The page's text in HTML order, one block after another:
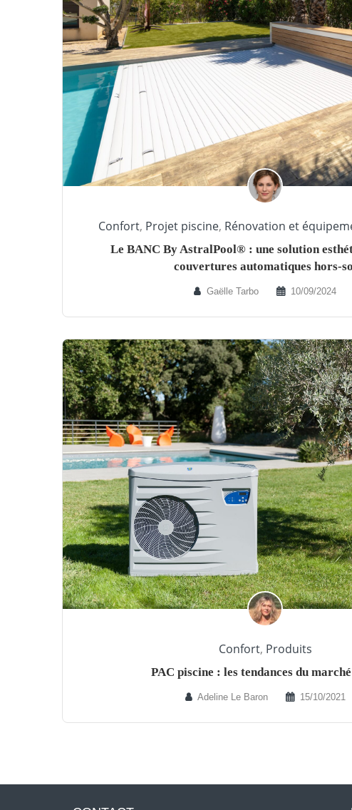
Confort, Projet piscine, Rénovation et
Le BANC By AstralPool® : une solution
couvertures automatiques hors-
Gaëlle Tarbo 10/09/2024
Confort, Produits
PAC piscine : les tendances du
Adeline Le Baron 15/10/2021